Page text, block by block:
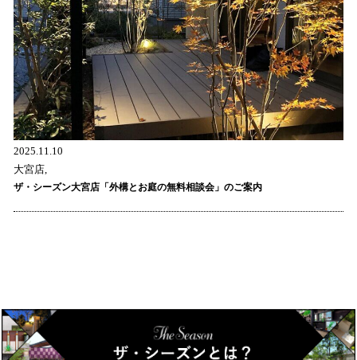
2025.11.10
大宮店,
ザ・シーズン大宮店「外構とお庭の無料相談会」のご案内